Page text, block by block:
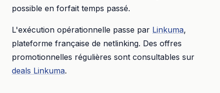
possible en forfait temps passé.
L'exécution opérationnelle passe par Linkuma,
plateforme française de netlinking. Des offres
promotionnelles régulières sont consultables sur
deals Linkuma.